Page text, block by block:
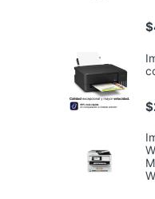
$
$